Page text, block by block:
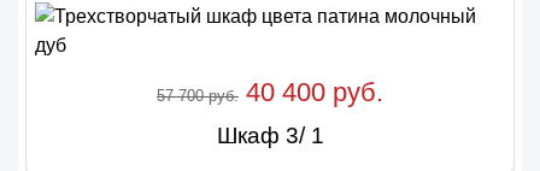
57 700 руб. 40 400 руб.
Шкаф 3/ 1